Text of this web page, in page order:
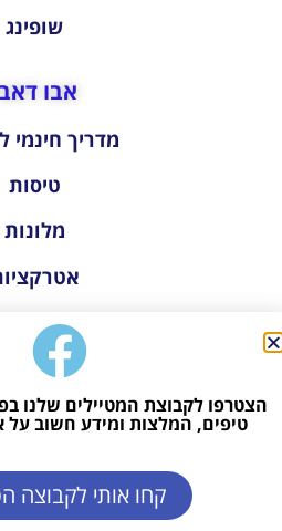
שופינג
אבו
מדריך חינמי
טיסות
מלונות
אבו דאבי עם
מסגד שייח'
ארמון
טיול ג'יפים
הצטרפו לקבוצת המטיילים שלנו
טיפים, המלצות ומידע חשוב על
קחו אותי לקבוצה